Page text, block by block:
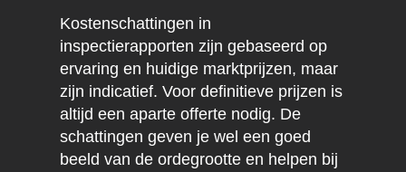
Kostenschattingen in
inspectierapporten zijn gebaseerd op
ervaring en huidige marktprijzen, maar
zijn indicatief. Voor definitieve prijzen is
altijd een aparte offerte nodig. De
schattingen geven je wel een goed
beeld van de ordegrootte en helpen bij